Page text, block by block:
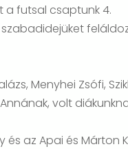
a futsal csaptunk 4.
szabadidejüket
Menyhei Zsófi,
volt
az Apai és Márton